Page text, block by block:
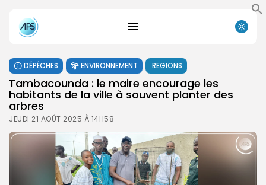
DÉPÊCHES ENVIRONNEMENT REGIONS
Tambacounda : le maire encourage les
habitants de la ville à souvent planter des
arbres
JEUDI 21 AOÛT 2025 À 14H58